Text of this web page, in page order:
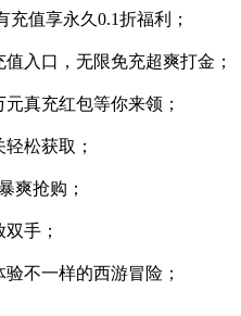
值享永久0.1折福利；
入口，无限免充超爽打金；
真充红包等你来领；
松获取；
爽抢购；
手；
不一样的西游冒险；